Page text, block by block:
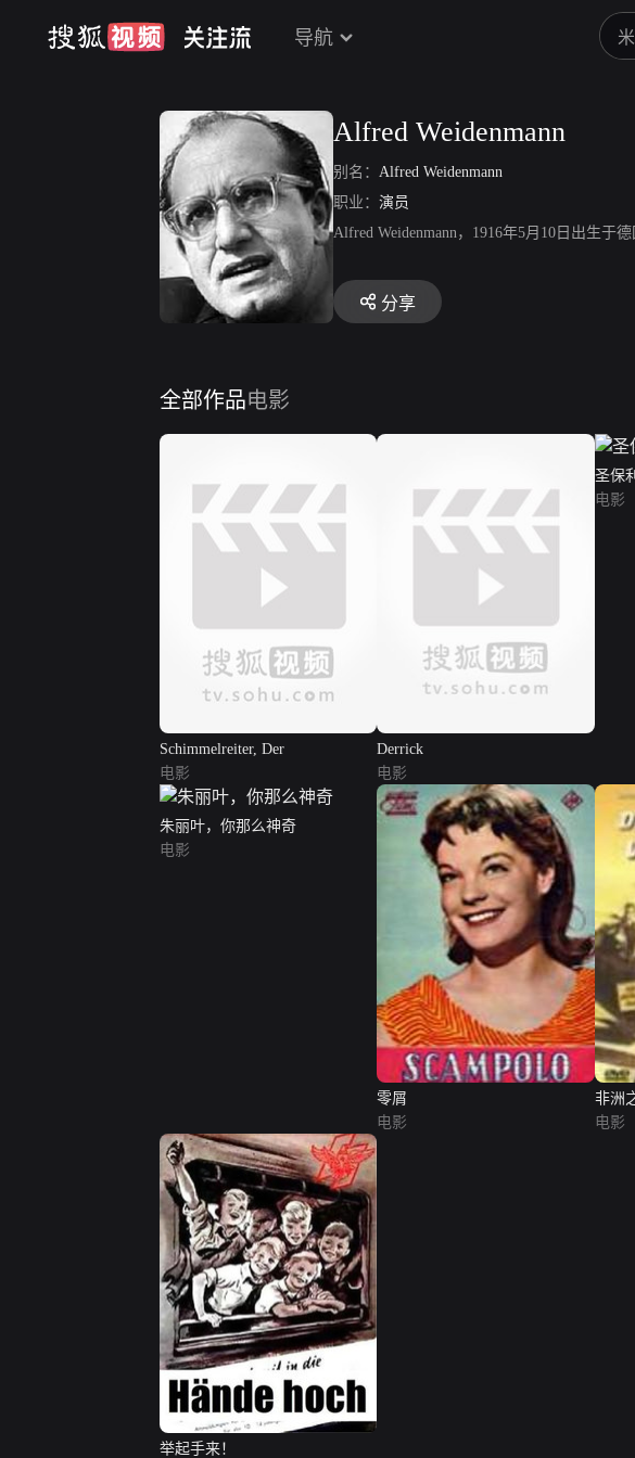
导航
Alfred Weidenmann
别名： Alfred Weidenmann
职业： 演员
Alfred Weidenmann，1916年5月10日出生于
分享
全部作品电影
Schimmelreiter, Der
电影
Derrick
电影
圣保
电影
朱丽叶，你那么神奇
电影
零屑
电影
非洲
电影
举起手来！